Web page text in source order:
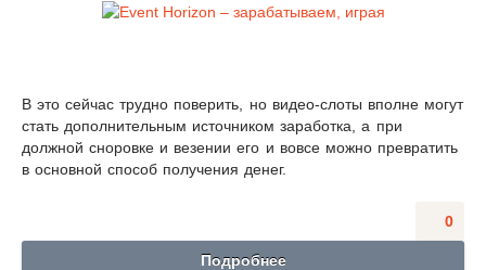
В это сейчас трудно поверить, но видео-слоты вполне могут
стать дополнительным источником заработка, а при
должной сноровке и везении его и вовсе можно превратить
в основной способ получения денег.
0
Подробнее